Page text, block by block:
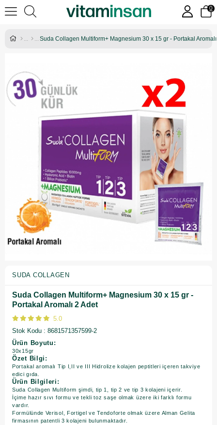
0
Suda Collagen Multiform+ Magnesium 30 x 15 gr - Portakal
SUDA COLLAGEN
Suda Collagen Multiform+ Magnesium 30 x 15 gr -
Portakal Aromalı 2 Adet
5.0
Stok Kodu
8681571357599-2
Ürün Boyutu:
30x15gr
Özet Bilgi:
Portakal aromalı Tip I,II ve III Hidrolize kolajen peptitleri içeren takviye
edici gıda.
Ürün Bilgileri:
Suda Collagen Multiform şimdi, tip 1, tip 2 ve tip 3 kolajeni içerir.
İçime hazır sıvı formu ve tekli toz saşe olmak üzere iki farklı formu
vardır.
Formülünde Verisol, Fortigel ve Tendoforte olmak üzere Alman Gelita
firmasının patentli 3 kolajeni bulunmaktadır.